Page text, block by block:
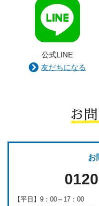
公式LINE
友だちになる
お
お
【平日】9：00～17：00